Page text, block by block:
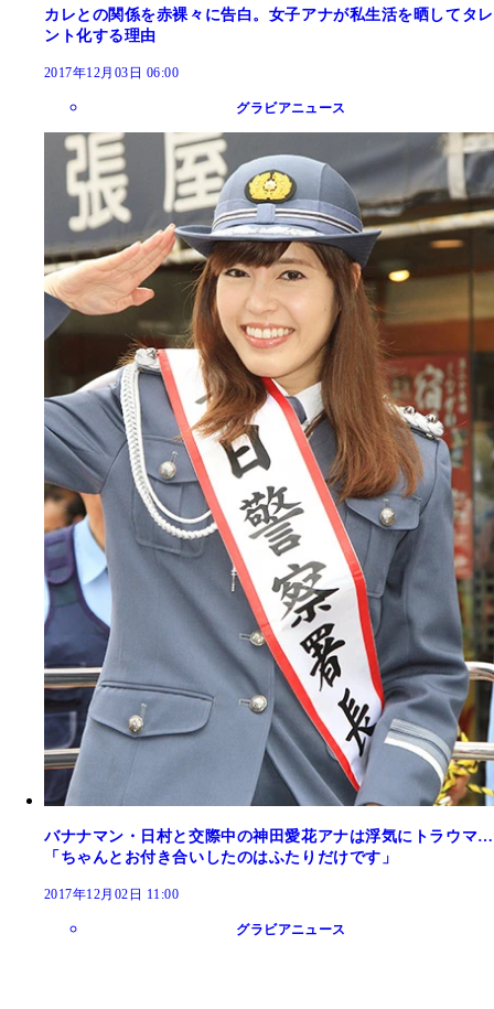
カレとの関係を赤裸々に告白。女子アナが私生活を晒してタレ
ント化する理由
2017年12月03日 06:00
グラビアニュース
バナナマン・日村と交際中の神田愛花アナは浮気にトラウマ…
「ちゃんとお付き合いしたのはふたりだけです」
2017年12月02日 11:00
グラビアニュース